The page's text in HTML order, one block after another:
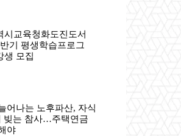
시교육청화도진도서
기 평생학습프로그
생 모집
어나는 노후파산, 자식
빚는 참사…주택연금
야